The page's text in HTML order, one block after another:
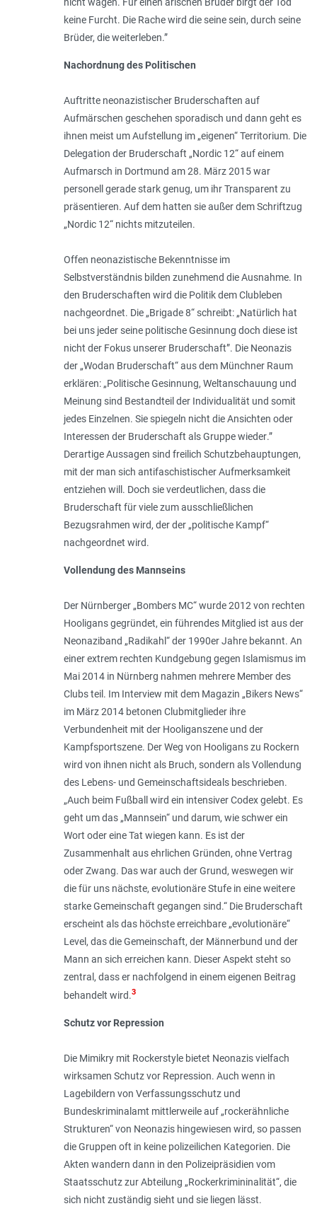
keine Furcht. Die Rache wird die seine sein, durch seine
Brüder, die weiterleben.”
Nachordnung des Politischen
Auftritte neonazistischer Bruderschaften auf
Aufmärschen geschehen sporadisch und dann geht es
ihnen meist um Aufstellung im „eigenen“ Territorium. Die
Delegation der Bruderschaft „Nordic 12“ auf einem
Aufmarsch in Dortmund am 28. März 2015 war
personell gerade stark genug, um ihr Transparent zu
präsentieren. Auf dem hatten sie außer dem Schriftzug
„Nordic 12“ nichts mitzuteilen.
Offen neonazistische Bekenntnisse im
Selbstverständnis bilden zunehmend die Ausnahme. In
den Bruderschaften wird die Politik dem Clubleben
nachgeordnet. Die „Brigade 8“ schreibt: „Natürlich hat
bei uns jeder seine politische Gesinnung doch diese ist
nicht der Fokus unserer Bruderschaft”. Die Neonazis
der „Wodan Bruderschaft“ aus dem Münchner Raum
erklären: „Politische Gesinnung, Weltanschauung und
Meinung sind Bestandteil der Individualität und somit
jedes Einzelnen. Sie spiegeln nicht die Ansichten oder
Interessen der Bruderschaft als Gruppe wieder.”
Derartige Aussagen sind freilich Schutzbehauptungen,
mit der man sich antifaschistischer Aufmerksamkeit
entziehen will. Doch sie verdeutlichen, dass die
Bruderschaft für viele zum ausschließlichen
Bezugsrahmen wird, der der „politische Kampf“
nachgeordnet wird.
Vollendung des Mannseins
Der Nürnberger „Bombers MC“ wurde 2012 von rechten
Hooligans gegründet, ein führendes Mitglied ist aus der
Neonaziband „Radikahl“ der 1990er Jahre bekannt. An
einer extrem rechten Kundgebung gegen Isla­mismus im
Mai 2014 in Nürnberg nahmen mehrere Member des
Clubs teil. Im Interview mit dem Magazin „Bikers News“
im März 2014 betonen Clubmitglieder ihre
Verbundenheit mit der Hooliganszene und der
Kampfsportszene. Der Weg von Hooligans zu Rockern
wird von ihnen nicht als Bruch, sondern als Vollendung
des Lebens- und Gemeinschaftsideals beschrieben.
„Auch beim Fußball wird ein intensiver Codex gelebt. Es
geht um das „Mannsein“ und darum, wie schwer ein
Wort oder eine Tat wiegen kann. Es ist der
Zusammenhalt aus ehrlichen Gründen, ohne Vertrag
oder Zwang. Das war auch der Grund, weswegen wir
die für uns nächste, evolutionäre Stufe in eine weitere
starke Gemeinschaft gegangen sind.“ Die Bruderschaft
erscheint als das höchste erreichbare „evolutionäre“
Level, das die Gemeinschaft, der Männerbund und der
Mann an sich erreichen kann. Dieser Aspekt steht so
zentral, dass er nachfolgend in einem eigenen Beitrag
behandelt wird.3
Schutz vor Repression
Die Mimikry mit Rockerstyle bietet Neonazis vielfach
wirksamen Schutz vor Repression. Auch wenn in
Lagebildern von Verfassungsschutz und
Bundeskriminalamt mittlerweile auf „rockerähnliche
Strukturen“ von Neonazis hingewiesen wird, so passen
die Gruppen oft in keine polizeilichen Kategorien. Die
Akten wandern dann in den Polizeipräsidien vom
Staatsschutz zur Abteilung „Rockerkrimininalität“, die
sich nicht zuständig sieht und sie liegen lässt.